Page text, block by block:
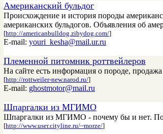
Американский бульдог
Происхождение и история породы
американских бульдогов. Объявления об
[http://americanbulldog.zibydog.com/]
E-mail: youri_kesha@mail.ur.ru
Племенной питомник роттвейлеров
На сайте есть информация о породе,
[http://rottweiler-new.narod.ru/]
E-mail: ghostmotor@mail.ru
Шпаргалки из МГИМО
Шпаргалки из МГИМО - почему бы и нет.
[http://www.user.cityline.ru/~morze/]